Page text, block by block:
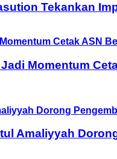
Tekankan
Momentum
Amaliyyah